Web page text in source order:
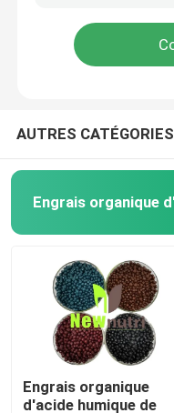
AUTRES
Engrais organique
Engrais organique
d'acide humique de